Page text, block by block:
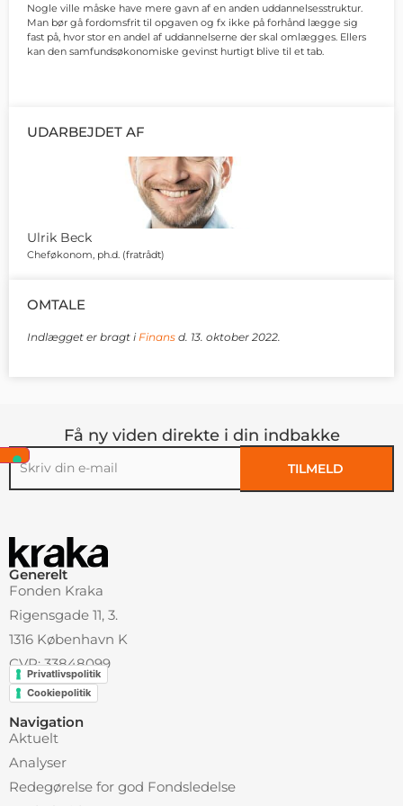
Nogle ville måske have mere gavn af en anden uddannelsesstruktur.
Man bør gå fordomsfrit til opgaven og fx ikke på forhånd lægge sig
fast på, hvor stor en andel af uddannelserne der skal omlægges. Ellers
kan den samfundsøkonomiske gevinst hurtigt blive til et tab.
UDARBEJDET AF
Ulrik Beck
Cheføkonom, ph.d. (fratrådt)
OMTALE
Indlægget er bragt iFinans d. 13. oktober 2022.
Få ny viden direkte i din indbakke
TILMELD
Generelt
Fonden Kraka
Rigensgade 11, 3.
1316 København K
CVR: 33848099
Privatlivspolitik
Cookiepolitik
Navigation
Aktuelt
Analyser
Redegørelse for god Fondsledelse